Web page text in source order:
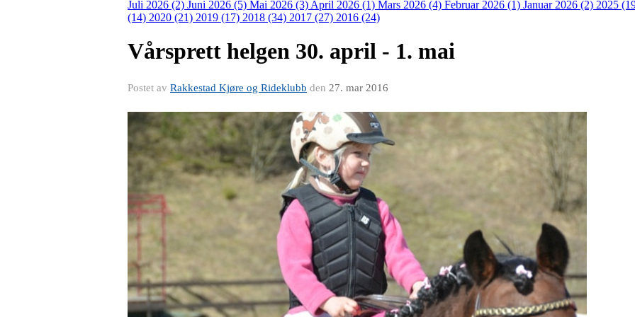
Juli 2026 (2) Juni 2026 (5) Mai 2026 (3) April 2026 (1) Mars 2026 (4) Februar 2026 (1) Januar 2026 (2) 2025
(14) 2020 (21) 2019 (17) 2018 (34) 2017 (27) 2016 (24)
Vårsprett helgen 30. april - 1. mai
Postet av Rakkestad Kjøre og Rideklubb den 27. mar 2016